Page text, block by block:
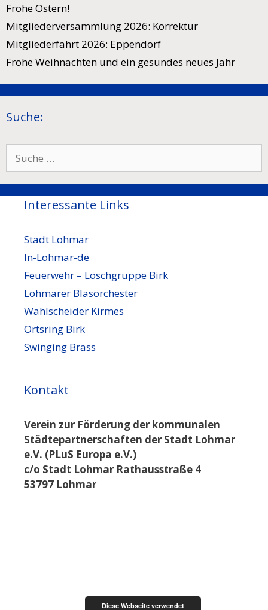
Frohe Ostern!
Mitgliederversammlung 2026: Korrektur
Mitgliederfahrt 2026: Eppendorf
Frohe Weihnachten und ein gesundes neues Jahr
Suche:
nach:
Interessante Links
Stadt Lohmar
In-Lohmar-de
Feuerwehr – Löschgruppe Birk
Lohmarer Blasorchester
Wahlscheider Kirmes
Ortsring Birk
Swinging Brass
Kontakt
Verein zur Förderung der kommunalen
Städtepartnerschaften der Stadt Lohmar
e.V. (PLuS Europa e.V.)
c/o Stadt Lohmar Rathausstraße 4
53797 Lohmar
Diese Webseite verwendet